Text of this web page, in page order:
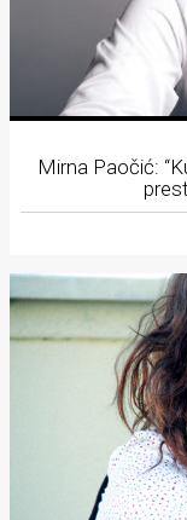
Mirna Paočić: